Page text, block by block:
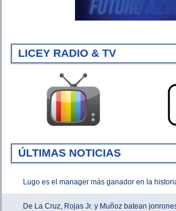
LICEY RADIO & TV
ÚLTIMAS NOTICIAS
Lugo es el manager más ganador en la
De La Cruz, Rojas Jr. y Muñoz batean